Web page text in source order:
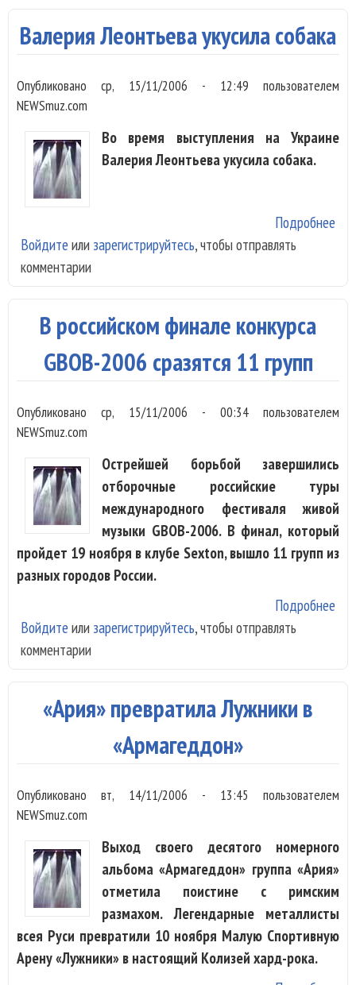
Валерия Леонтьева укусила собака
Опубликованоср, 15/11/2006 - 12:49 пользователем
NEWSmuz.com
Во время выступления на Украине
Валерия Леонтьева укусила собака.
Подробнее
Войдите или зарегистрируйтесь, чтобы отправлять
комментарии
В российском финале конкурса
GBOB-2006 сразятся 11 групп
Опубликованоср, 15/11/2006 - 00:34пользователем
NEWSmuz.com
Острейшей борьбой завершились
отборочные российские туры
международного фестиваля живой
музыки GBOB-2006. В финал, который
пройдет 19 ноября в клубе Sexton, вышло 11 групп из
разных городов России.
Подробнее
Войдите или зарегистрируйтесь, чтобы отправлять
комментарии
«Ария» превратила Лужники в
«Армагеддон»
Опубликовановт, 14/11/2006 - 13:45 пользователем
NEWSmuz.com
Выход своего десятого номерного
альбома «Армагеддон» группа «Ария»
отметила поистине с римским
размахом. Легендарные металлисты
всея Руси превратили 10 ноября Малую Спортивную
Арену «Лужники» в настоящий Колизей хард-рока.